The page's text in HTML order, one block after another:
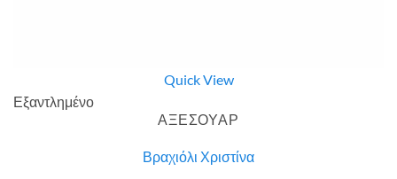
Quick View
Εξαντλημένο
ΑΞΕΣΟΥΑΡ
Βραχιόλι Χριστίνα